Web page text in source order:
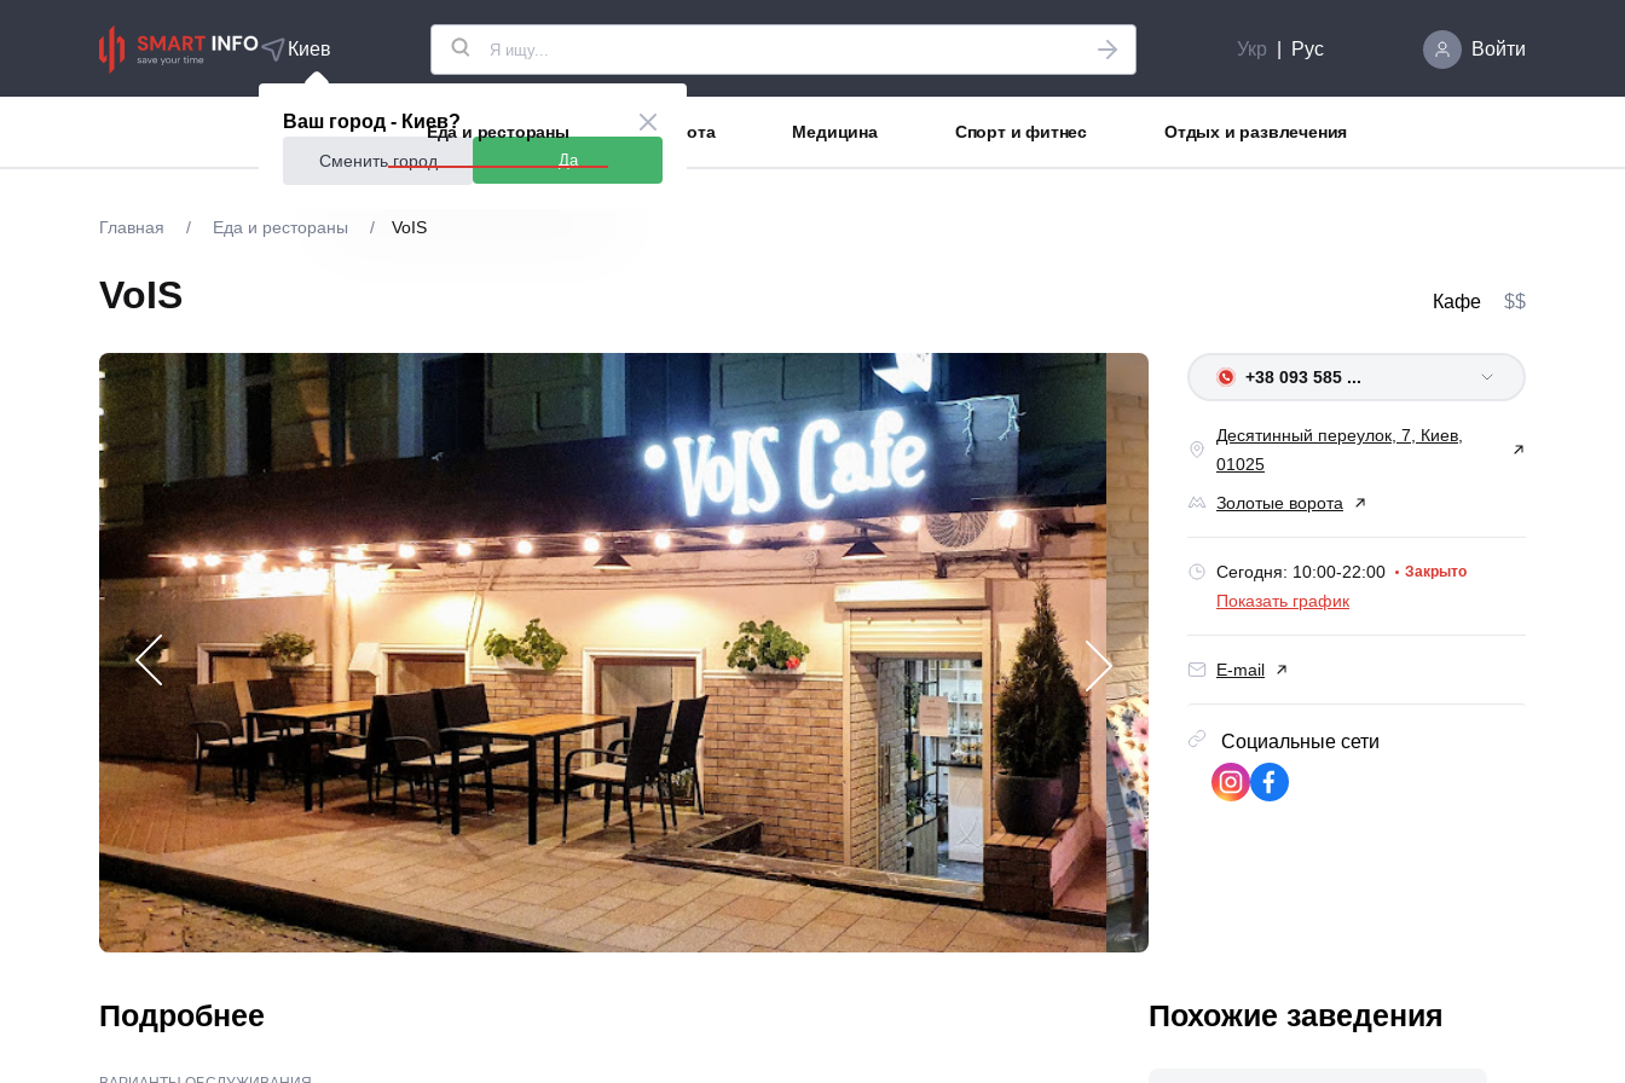
Киев
Ваш город - Киев?
Сменить город Да
Укр Рус Войти
Акции Еда и рестораны Красота Медицина Спорт и фитнес Отдых и развлечения
Главная / Еда и рестораны / VoIS
VoIS Кафе $$
+38 093 585 ...
Десятинный переулок, 7, Киев,
01025
Золотые ворота
Сегодня: 10:00-22:00 Закрыто
Показать график
E-mail
Социальные сети
Подробнее Похожие заведения